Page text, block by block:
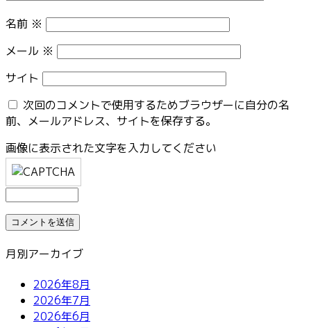
名前 ※
メール ※
サイト
次回のコメントで使用するためブラウザーに自分の名
前、メールアドレス、サイトを保存する。
画像に表示された文字を入力してください
月別アーカイブ
2026年8月
2026年7月
2026年6月